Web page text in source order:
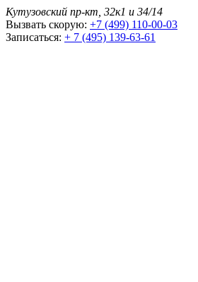
Кутузовский пр-кт, 32к1 и 34/14
Вызвать скорую: +7 (499) 110-00-03
Записаться: + 7 (495) 139-63-61